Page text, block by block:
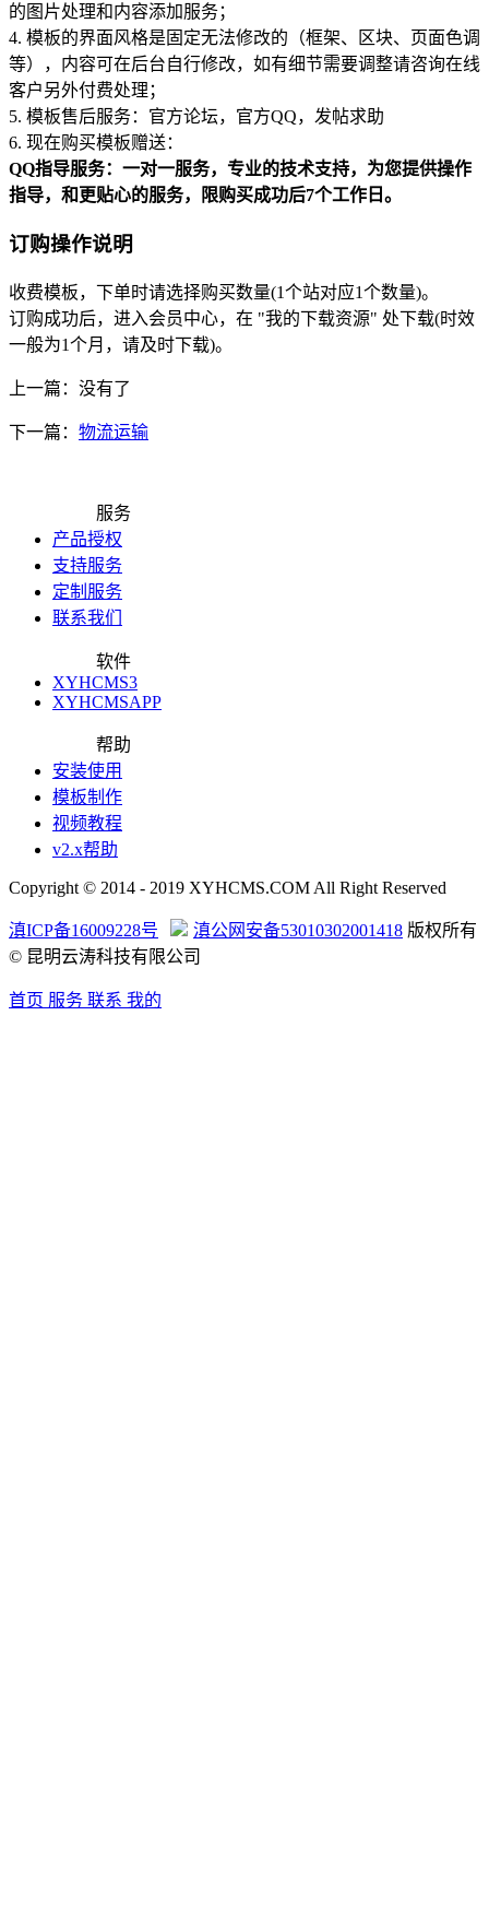
的图片处理和内容添加服务；
4. 模板的界面风格是固定无法修改的（框架、区块、页面色调
等），内容可在后台自行修改，如有细节需要调整请咨询在线
客户另外付费处理；
5. 模板售后服务：官方论坛，官方QQ，发帖求助
6. 现在购买模板赠送：
QQ指导服务：一对一服务，专业的技术支持，为您提供操作
指导，和更贴心的服务，限购买成功后7个工作日。
订购操作说明
收费模板，下单时请选择购买数量(1个站对应1个数量)。
订购成功后，进入会员中心，在 "我的下载资源" 处下载(时效
一般为1个月，请及时下载)。
上一篇：没有了
下一篇： 物流运输
服务
产品授权
支持服务
定制服务
联系我们
软件
XYHCMS3
XYHCMSAPP
帮助
安装使用
模板制作
视频教程
v2.x帮助
Copyright © 2014 - 2019 XYHCMS.COM All Right Reserved
滇ICP备16009228号 滇公网安备53010302001418 版权所有
© 昆明云涛科技有限公司
首页 服务 联系 我的